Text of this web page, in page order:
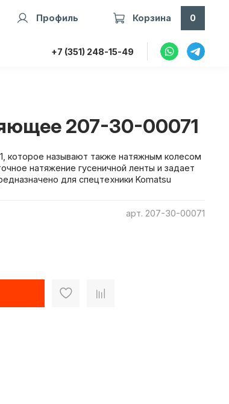
+7 (351) 248-15-49
Профиль Корзина 0
арт. 207-30-00071
207-30-00071
которое называют также натяжным колесом
натяжение гусеничной ленты и задает
для спецтехники Komatsu